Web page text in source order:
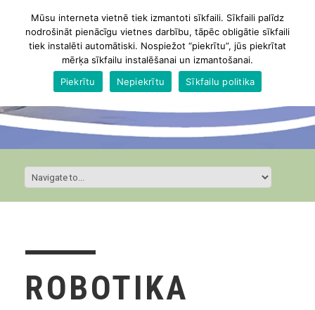
ROBOTIKA
Mūsu interneta vietnē tiek izmantoti sīkfaili. Sīkfaili palīdz
nodrošināt pienācīgu vietnes darbību, tāpēc obligātie sīkfaili
tiek instalēti automātiski. Nospiežot “piekrītu”, jūs piekrītat
mērķa sīkfailu instalēšanai un izmantošanai.
Piekrītu
Nepiekrītu Sīkfailu politika